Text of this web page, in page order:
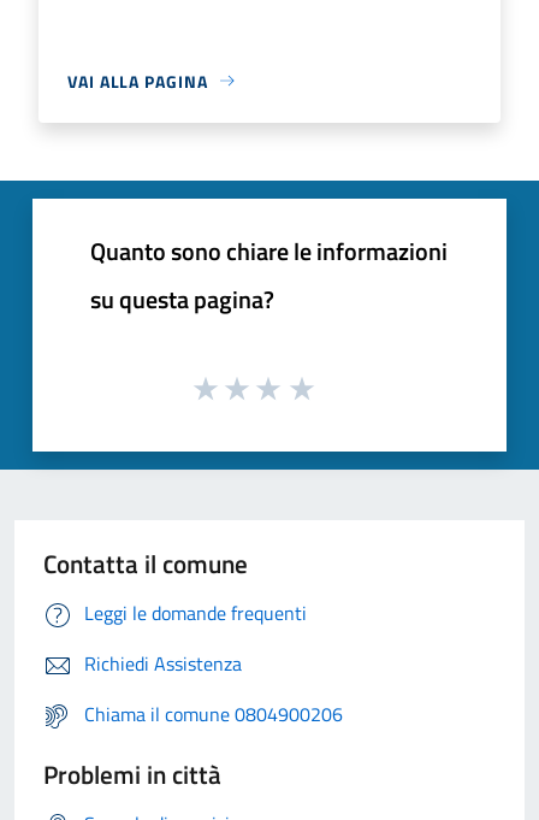
VAI ALLA PAGINA
Quanto sono chiare le informazioni
su questa pagina?
Contatta il comune
Leggi le domande frequenti
Richiedi Assistenza
Chiama il comune 0804900206
Problemi in città